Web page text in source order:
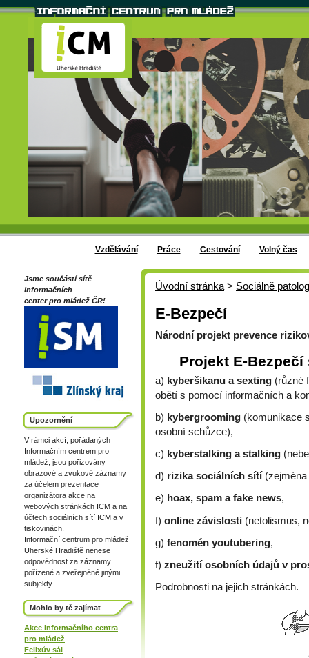
Vzdělávání Práce Cestování Volný čas
Jsme součástí sítě
Informačních
center pro mládež ČR!
Upozornění
V rámci akcí, pořádaných
Informačním centrem pro
mládež, jsou pořizovány
obrazové a zvukové záznamy
za účelem prezentace
organizátora akce na
webových stránkách ICM a na
účtech sociálních sítí ICM a v
tiskovinách.
Informační centrum pro mládež
Uherské Hradiště nenese
odpovědnost za záznamy
pořízené a zveřejněné jinými
subjekty.
Mohlo by tě zajímat
Akce Informačního centra
pro mládež
Felixův sál
Úvodní stránka > Sociálně
E-Bezpečí
Národní projekt prevence
Projekt E-
a) kyberšikanu a sexting (různé
obětí s pomocí informačních a
b) kybergrooming (komunikace
osobní schůzce),
c) kyberstalking a stalking
d) rizika sociálních sítí
e) hoax, spam a fake news,
f) online závislosti (netolismus,
g) fenomén youtubering,
f) zneužití osobních údajů v
Podrobnosti na jejich stránkách.